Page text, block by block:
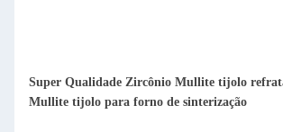
Super Qualidade Zircônio Mullite tijolo
Mullite tijolo para forno de sinterização